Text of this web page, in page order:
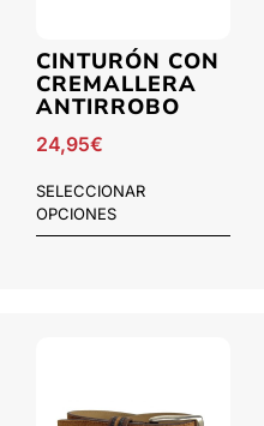
CINTURÓN CON
CREMALLERA
ANTIRROBO
24,95€
SELECCIONAR
OPCIONES